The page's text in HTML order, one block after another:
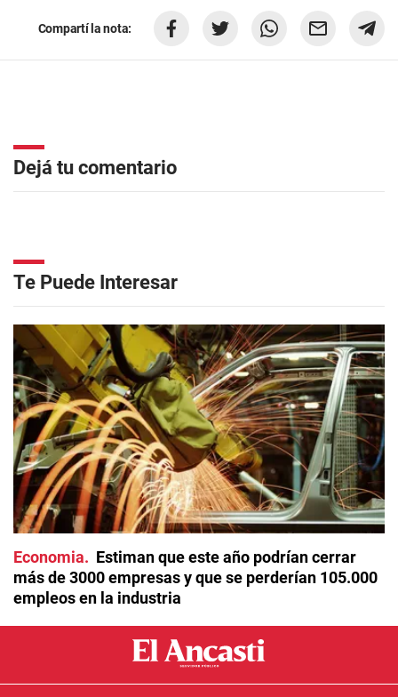
Compartí la nota:
Dejá tu comentario
Te Puede Interesar
Economia
Estiman que este año podrían cerrar
más de 3000 empresas y que se perderían 105.000
empleos en la industria